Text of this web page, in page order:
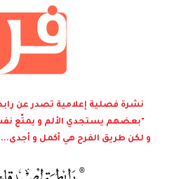
نشرة فصلية إعلامية تصدر عن
"بعضهم يستجدي الألم و يمتّع
و لكن طريق الفرح هي أكمل و